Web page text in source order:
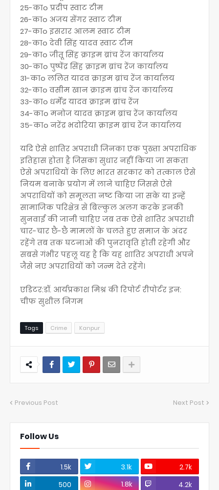
25-काo प्रदीप स्वाट टीम
26-काo अजय सेंगर स्वाट टीम
27-काo इसरार आलम स्वाट टीम
28-काo देवी सिंह यादव स्वाट टीम
29-काo जीतू सिंह क्राइम ब्रांच रेंज कार्यालय
30-काo पुष्पेंद्र सिंह क्राइम ब्रांच रेंज कार्यालय
31-काo ललित यादव क्राइम ब्रांच रेंज कार्यालय
32-काo वसीम खान क्राइम ब्रांच रेंज कार्यालय
33-काo धर्मेंद्र यादव क्राइम ब्रांच रेंज
34-काo मनोज यादव क्राइम ब्रांच रेंज कार्यालय
35-काo नरेंद्र भदोरिया क्राइम ब्रांच रेंज कार्यालय
यदि ऐसे शातिर अपराधी जिनका एक पुख्ता अपराधिक
इतिहास होता है जिसका सुधार नहीं किया जा सकता
ऐसे अपराधियों के लिए भारत सरकार को तत्काल ऐसे
नियम बनाके प्रयोग में लाने चाहिए जिससे ऐसे
अपराधियों को समूलता नष्ट किया जा सके या इन्हें
सामाजिक परिक्षेत्र से बिल्कुल अलग करके इनकी
सुनवाई की जानी चाहिए जब तक ऐसे शातिर अपराधी
चार-चार छै-छै मामलों के चलते हुए समाज के अंदर
रहेंगे तब तक घटनाओं की पुनरावृति होती रहेगी और
सबसे गंभीर पहलू यह है कि यह शातिर अपराधी अपने
जैसे नए अपराधियों को जन्म देते रहेंगे।
एडिटर:डॉ. आर्यप्रकाश मिश्र की रिपोर्ट रीपोर्टर इन:
चीफ सुशील निगम
Tags Crime Kanpur
Previous Post Next Post
Follow Us
1.5k 3.1k
2.7k
500
1.8k 4.2k